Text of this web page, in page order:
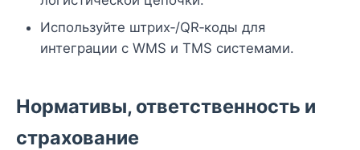
Используйте штрих‑/QR‑коды для
интеграции с WMS и TMS системами.
Нормативы, ответственность и
страхование